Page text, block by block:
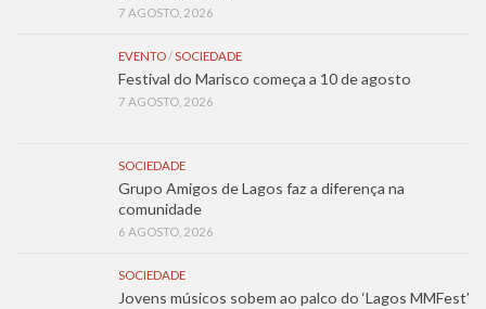
7 AGOSTO, 2026
EVENTO/SOCIEDADE
Festival do Marisco começa a 10 de agosto
7 AGOSTO, 2026
SOCIEDADE
Grupo Amigos de Lagos faz a diferença na
comunidade
6 AGOSTO, 2026
SOCIEDADE
Jovens músicos sobem ao palco do ‘Lagos MMFest’